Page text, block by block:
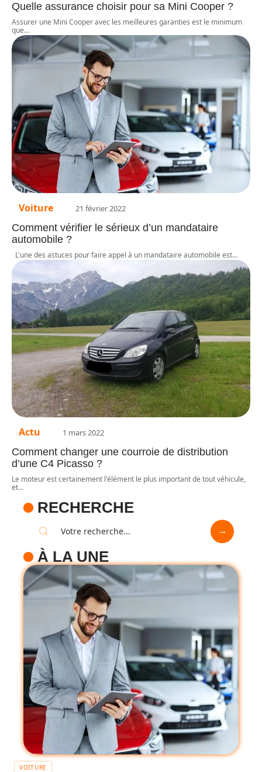
Quelle assurance choisir pour sa Mini Cooper ?
Assurer une Mini Cooper avec les meilleures garanties est le minimum
que…
Voiture 21 février 2022
Comment vérifier le sérieux d’un mandataire
automobile ?
L'une des astuces pour faire appel à un mandataire automobile est…
Actu 1 mars 2022
Comment changer une courroie de distribution
d’une C4 Picasso ?
Le moteur est certainement l'élément le plus important de tout véhicule,
et…
RECHERCHE
À LA UNE
VOITURE